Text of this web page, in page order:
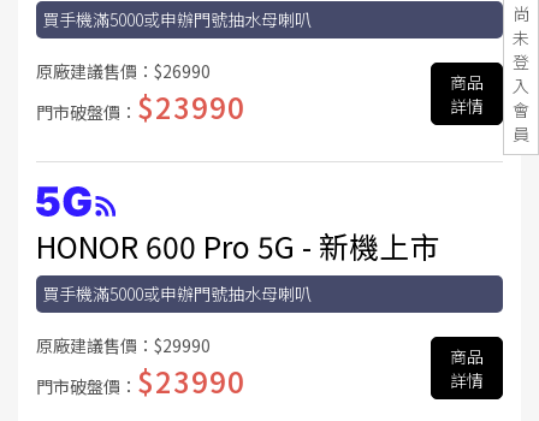
尚
未
登
入
會
員
買手機滿5000或申辦門號抽水母喇叭
原廠建議售價： $26990
門市破盤價： $23990
商品
詳情
HONOR 600 Pro 5G - 新機上市
買手機滿5000或申辦門號抽水母喇叭
原廠建議售價： $29990
門市破盤價： $23990
商品
詳情